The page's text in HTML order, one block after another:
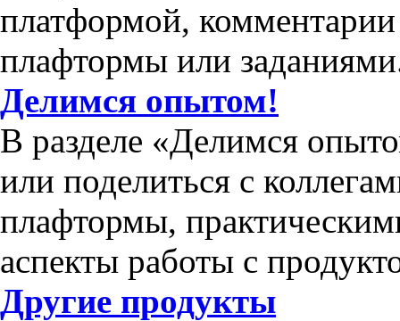
платформой,
плафтормы или
Делимся опытом!
В разделе «Делимся
или поделиться с
плафтормы,
аспекты работы с
Другие продукты